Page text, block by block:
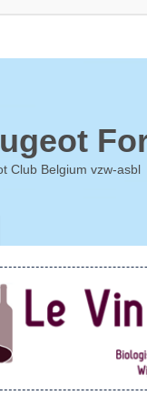
Club Belgium vzw-asbl